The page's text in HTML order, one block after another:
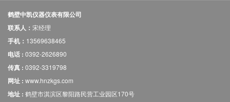
鹤壁中凯仪器仪表有限公司
联系人： 宋经理
手机： 13569638465
电话 : 0392-2626890
传真 : 0392-3319798
网址 : www.hnzkgs.com
地址 : 鹤壁市淇滨区黎阳路民营工业园区170号